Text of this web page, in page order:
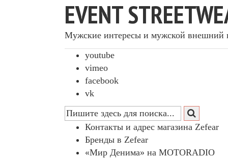
EVENT
Мужские интересы и мужской внешний
youtube
vimeo
facebook
vk
Контакты и адрес магазина Zefear
Бренды в Zefear
«Мир Денима» на MOTORADIO